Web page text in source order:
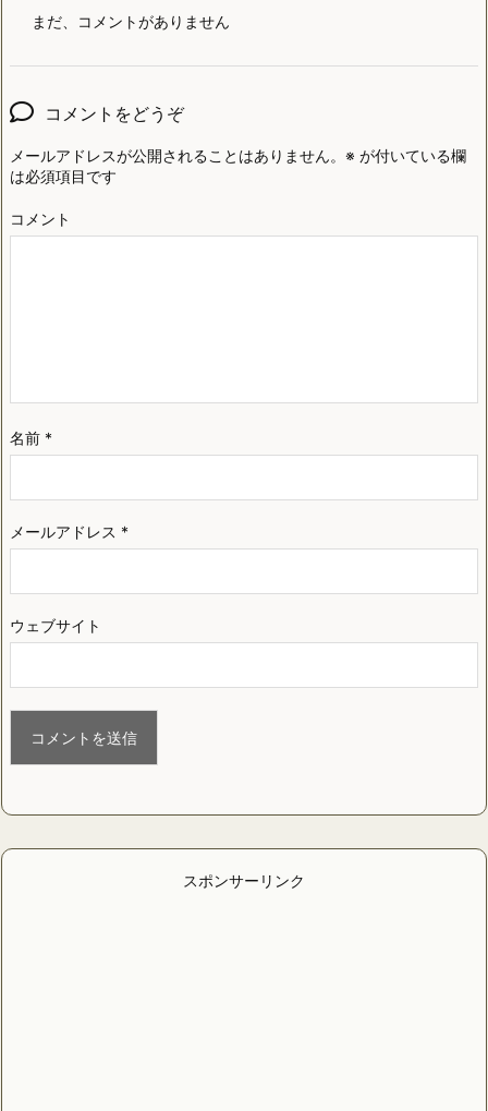
まだ、コメントがありません
コメントをどうぞ
メールアドレスが公開されることはありません。 ※ が付いている欄
は必須項目です
コメント
名前 *
メールアドレス *
ウェブサイト
スポンサーリンク